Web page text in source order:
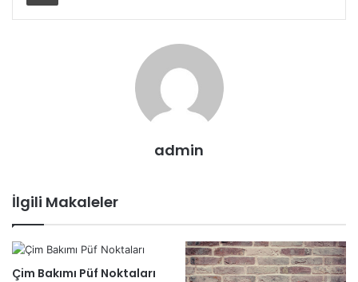
admin
İlgili Makaleler
Çim Bakımı Püf Noktaları